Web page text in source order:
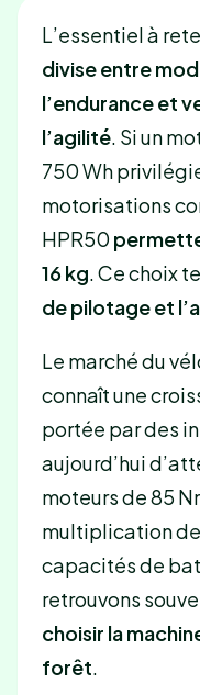
L’essentiel à
divise entre
l’endurance et
l’agilité. Si un
750 Wh
motorisations
HPR50
16 kg . Ce choix
de pilotage et
Le marché du
connaît une
portée par des
aujourd’hui
moteurs de 85
multiplication
capacités de
retrouvons
choisir la
forêt.